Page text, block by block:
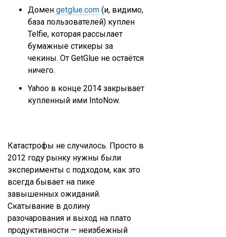
Домен getglue.com (и, видимо,
база пользователей) куплен
Telfie, которая рассылает
бумажные стикеры за
чекины. От GetGlue не остаётся
ничего.
Yahoo в конце 2014 закрывает
купленный ими IntoNow.
Катастрофы не случилось. Просто в
2012 году рынку нужны были
эксперименты с подходом, как это
всегда бывает на пике
завышенных ожиданий.
Скатывание в долину
разочарования и выход на плато
продуктивности — неизбежный